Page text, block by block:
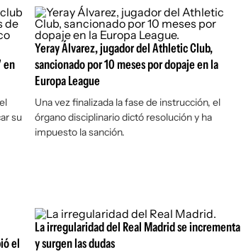
en
su
Yeray Álvarez, jugador del Athletic Club,
sancionado por 10 meses por dopaje en la
Europa League
Una vez finalizada la fase de instrucción, el
órgano disciplinario dictó resolución y ha
impuesto la sanción.
el
La irregularidad del Real Madrid se incrementa
y surgen las dudas